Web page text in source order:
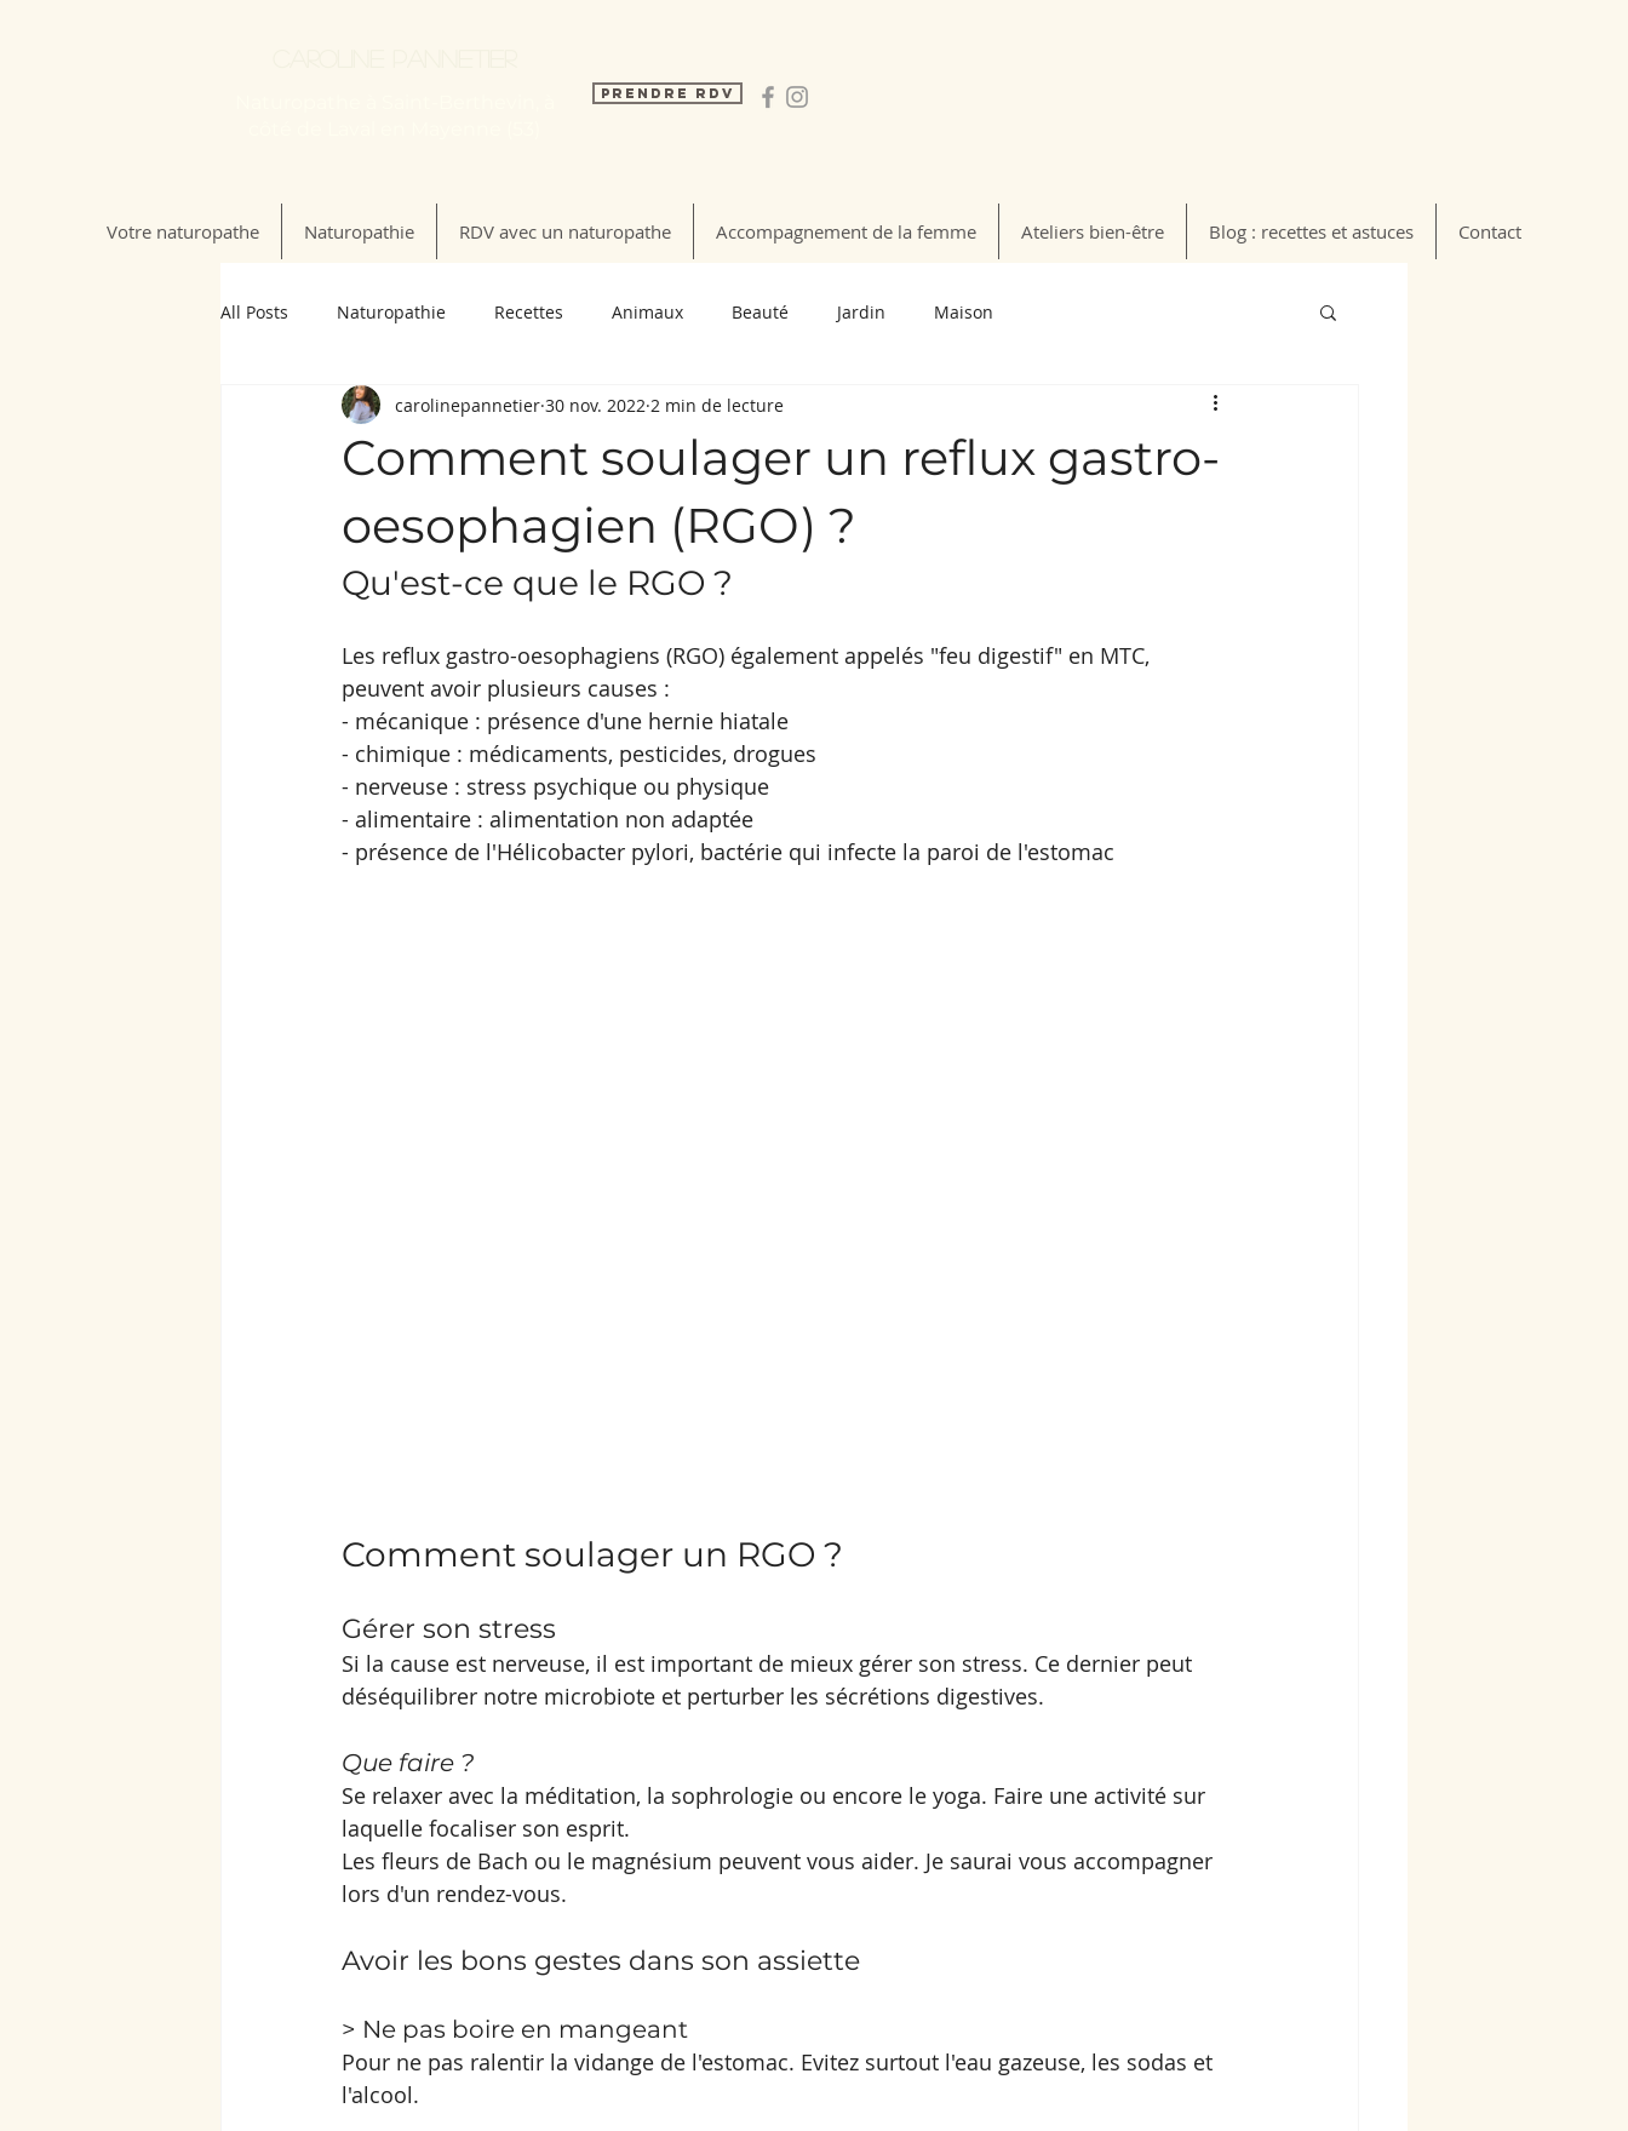
Prendre RDV
Votre naturopathe Naturopathie RDV avec un naturopathe Accompagnement de la femme Ateliers bien-être Blog : recettes et astuces Contact
All Posts Naturopathie Recettes Animaux Beauté Jardin Maison
Comment soulager un reflux gastro-
oesophagien (RGO) ?
carolinepannetier 30 nov. 2022 2 min de lecture
Qu'est-ce que le RGO ?
Les reflux gastro-oesophagiens (RGO) également appelés "feu digestif" en MTC,
peuvent avoir plusieurs causes :
- mécanique : présence d'une hernie hiatale
- chimique : médicaments, pesticides, drogues
- nerveuse : stress psychique ou physique
- alimentaire : alimentation non adaptée
- présence de l'Hélicobacter pylori, bactérie qui infecte la paroi de l'estomac
Comment soulager un RGO ?
Gérer son stress
Si la cause est nerveuse, il est important de mieux gérer son stress. Ce dernier peut
déséquilibrer notre microbiote et perturber les sécrétions digestives.
Que faire ?
Se relaxer avec la méditation, la sophrologie ou encore le yoga. Faire une activité sur
laquelle focaliser son esprit.
Les fleurs de Bach ou le magnésium peuvent vous aider. Je saurai vous accompagner
lors d'un rendez-vous.
Avoir les bons gestes dans son assiette
> Ne pas boire en mangeant
Pour ne pas ralentir la vidange de l'estomac. Evitez surtout l'eau gazeuse, les sodas et
l'alcool.